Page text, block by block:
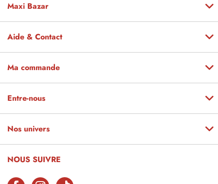
Maxi Bazar
Aide & Contact
Ma commande
Entre-nous
Nos univers
NOUS SUIVRE